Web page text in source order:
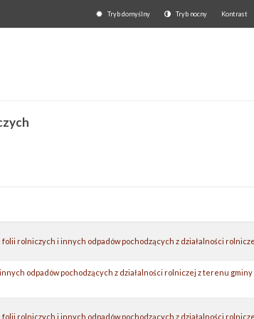
Tryb domyślny Tryb nocny Kontrast
rolniczych i innych odpadów pochodzących z działalności
odpadów pochodzących z działalności rolniczej z terenu gminy
rolniczych i innych odpadów pochodzących z działalności